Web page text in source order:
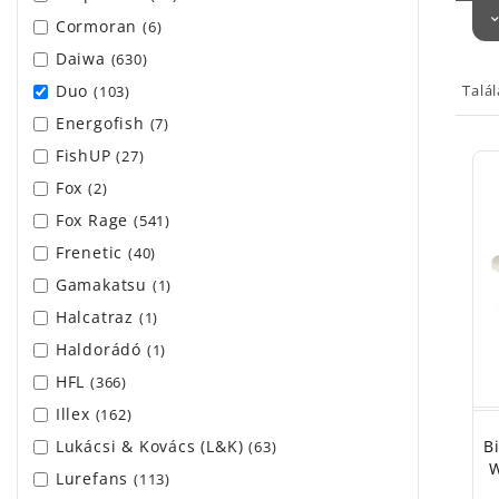
Cormoran (6)
Daiwa (630)
Duo (103)
Energofish (7)
FishUP (27)
Fox (2)
Fox Rage (541)
Frenetic (40)
Gamakatsu (1)
Halcatraz (1)
Haldorádó (1)
HFL (366)
Illex (162)
Lukácsi & Kovács (L&K) (63)
Lurefans (113)
jig
A